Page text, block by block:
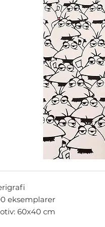
eksemplarer
60x40 cm